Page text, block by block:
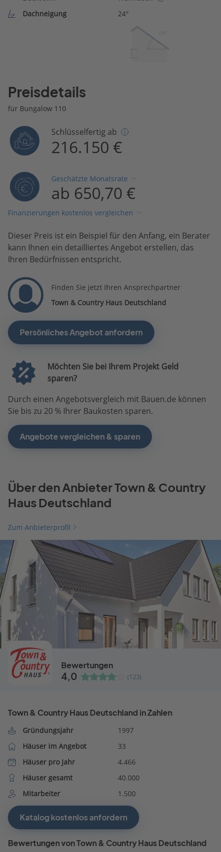
Dachneigung
24°
Preisdetails
für Bungalow 110
Schlüsselfertig ab
216.150 €
Geschätzte Monatsrate
ab 650,70 €
Finanzierungen kostenlos vergleichen
Dieser Preis ist ein Beispiel für den Anfang, ein Berater
kann Ihnen ein detailliertes Angebot erstellen, das
Ihren Bedürfnissen entspricht.
Finden Sie jetzt Ihren Ansprechpartner
Town & Country Haus Deutschland
Persönliches Angebot anfordern
Möchten Sie bei Ihrem Projekt Geld
sparen?
Durch einen Angebotsvergleich mit Bauen.de können
Sie bis zu 20 % Ihrer Baukosten sparen.
Angebote vergleichen & sparen
Über den Anbieter Town & Country
Haus Deutschland
Zum Anbieterprofil
Bewertungen
4,0 (123)
Town & Country Haus Deutschland in Zahlen
Gründungsjahr
1997
Häuser im Angebot
33
Häuser pro Jahr
4.466
Häuser gesamt
40.000
Mitarbeiter
1.500
Katalog kostenlos anfordern
Bewertungen von Town & Country Haus Deutschland